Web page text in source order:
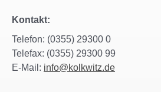
Kontakt:
Telefon: (0355) 29300 0
Telefax: (0355) 29300 99
E-Mail: info@kolkwitz.de